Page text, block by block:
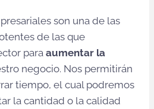
son una de las
de las que
para aumentar la
negocio. Nos permitirán
tiempo, el cual podremos
la cantidad o la calidad